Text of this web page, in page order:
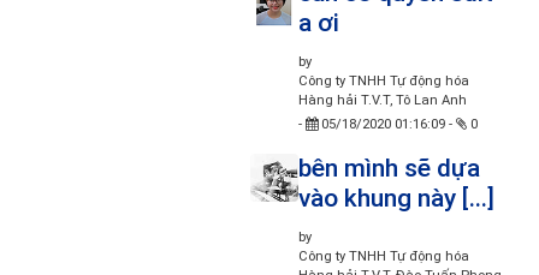
a ơi
by
Công ty TNHH Tự động hóa
Hàng hải T.V.T, Tô Lan Anh
-
05/18/2020 01:16:09 - 0
bên mình sẽ dựa
vào khung này [...]
by
Công ty TNHH Tự động hóa